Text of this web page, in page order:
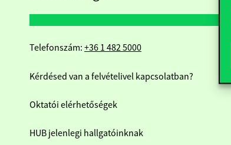
Telefonszám: +36 1 482 5000
Kérdésed van a felvételivel kapcsolatban?
Oktatói elérhetőségek
HUB jelenlegi hallgatóinknak